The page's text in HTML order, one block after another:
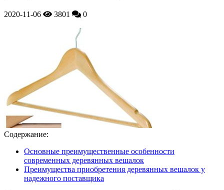
2020-11-06 3801 0
Содержание:
Основные преимущественные особенности
современных деревянных вешалок
Преимущества приобретения деревянных вешалок у
надежного поставщика